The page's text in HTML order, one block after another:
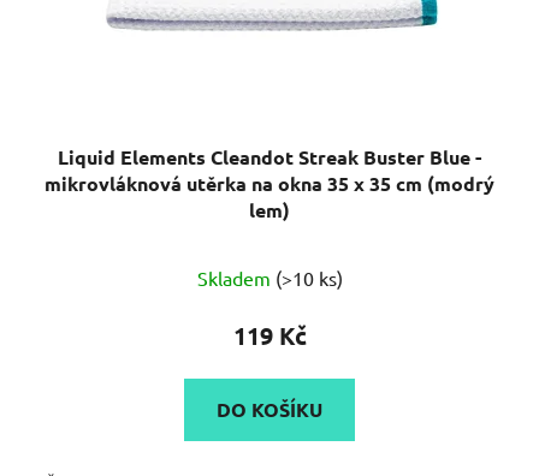
Liquid Elements Cleandot Streak Buster Blue -
mikrovláknová utěrka na okna 35 x 35 cm (modrý
lem)
hodnocení
produktu
5,0
z
Skladem (>10 ks)
119 Kč
DO KOŠÍKU